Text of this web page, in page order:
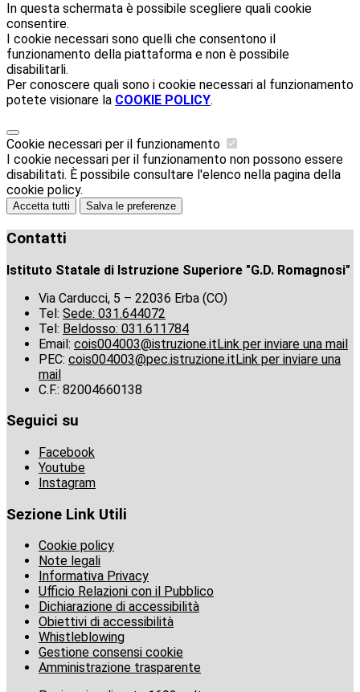
In questa schermata è possibile scegliere quali cookie
consentire.
I cookie necessari sono quelli che consentono il
funzionamento della piattaforma e non è possibile
disabilitarli.
Per conoscere quali sono i cookie necessari al funzionamento
potete visionare la COOKIE POLICY.
Cookie necessari per il funzionamento
I cookie necessari per il funzionamento non possono essere
disabilitati. È possibile consultare l'elenco nella pagina della
cookie policy.
Accetta tutti Salva le preferenze
Contatti
Istituto Statale di Istruzione Superiore "G.D. Romagnosi"
Via Carducci, 5 – 22036 Erba (CO)
Tel: Sede: 031.644072
Tel: Beldosso: 031.611784
Email: cois004003@istruzione.itLink per inviare una mail
PEC: cois004003@pec.istruzione.itLink per inviare una
mail
C.F.: 82004660138
Seguici su
Facebook
Youtube
Instagram
Sezione Link Utili
Cookie policy
Note legali
Informativa Privacy
Ufficio Relazioni con il Pubblico
Dichiarazione di accessibilità
Obiettivi di accessibilità
Whistleblowing
Gestione consensi cookie
Amministrazione trasparente